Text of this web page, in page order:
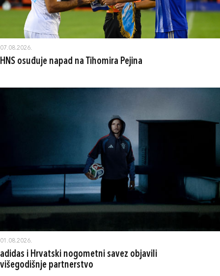
07.08.2026.
HNS osuđuje napad na Tihomira Pejina
01.08.2026.
adidas i Hrvatski nogometni savez objavili
višegodišnje partnerstvo